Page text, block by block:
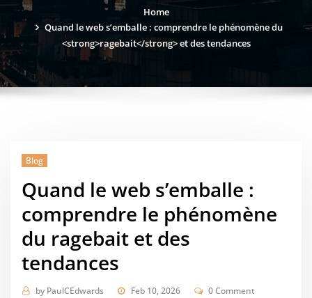
Home
Quand le web s’emballe : comprendre le phénomène du
<strong>ragebait</strong> et des tendances
Blog
Quand le web s’emballe :
comprendre le phénomène
du ragebait et des
tendances
by PaulCEdwards Feb 10, 2026 0 Comment